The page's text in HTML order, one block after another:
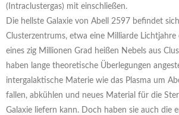
(Intraclustergas) mit einschließen.
Die hellste Galaxie von Abell 2597 befindet
Clusterzentrums, etwa eine Milliarde
eines zig Millionen Grad heißen Nebels aus
haben lange theoretische Überlegungen
intergalaktische Materie wie das Plasma um
fallen, abkühlen und neues Material für die
Galaxie liefern kann. Doch haben sie auch die